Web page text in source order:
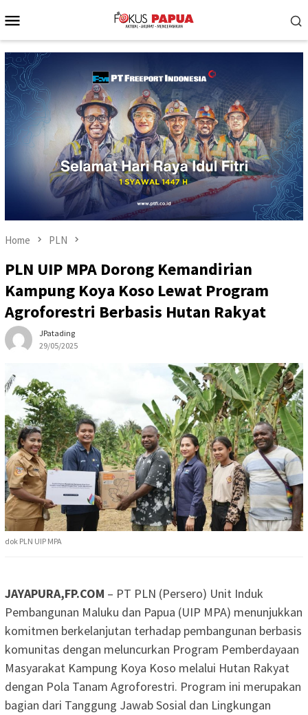
to
Menu
Home PLN
PLN UIP MPA Dorong Kemandirian
Kampung Koya Koso Lewat Program
Agroforestri Berbasis Hutan Rakyat
JPatading
29/05/2025
dok PLN UIP MPA
JAYAPURA,FP.COM – PT PLN (Persero) Unit Induk
Pembangunan Maluku dan Papua (UIP MPA) menunjukkan
komitmen berkelanjutan terhadap pembangunan berbasis
komunitas dengan meluncurkan Program Pemberdayaan
Masyarakat Kampung Koya Koso melalui Hutan Rakyat
dengan Pola Tanam Agroforestri. Program ini merupakan
bagian dari Tanggung Jawab Sosial dan Lingkungan